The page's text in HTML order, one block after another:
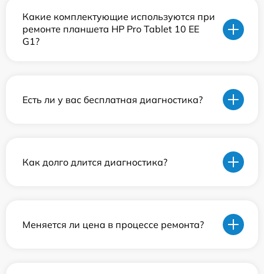
Какие комплектующие используются при
ремонте планшета HP Pro Tablet 10 EE
G1?
Есть ли у вас бесплатная диагностика?
Как долго длится диагностика?
Меняется ли цена в процессе ремонта?